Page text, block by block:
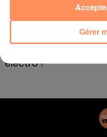
Le rappeur
E=M6
Aix : "Journée de
électro !
Gérer